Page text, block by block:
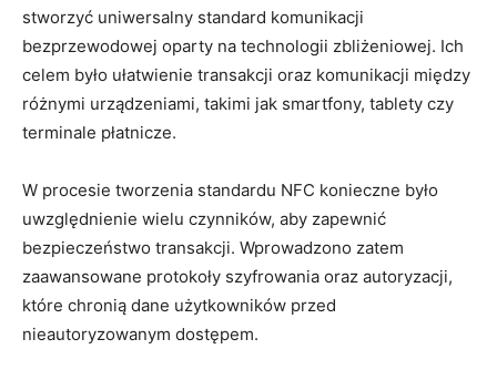
stworzyć uniwersalny standard komunikacji
bezprzewodowej oparty na technologii zbliżeniowej. Ich
celem było ułatwienie transakcji oraz komunikacji między
różnymi urządzeniami, takimi jak smartfony, tablety czy
terminale płatnicze.
W procesie tworzenia standardu NFC konieczne było
uwzględnienie wielu czynników, aby zapewnić
bezpieczeństwo transakcji. Wprowadzono zatem
zaawansowane protokoły szyfrowania oraz autoryzacji,
które chronią dane użytkowników przed
nieautoryzowanym dostępem.